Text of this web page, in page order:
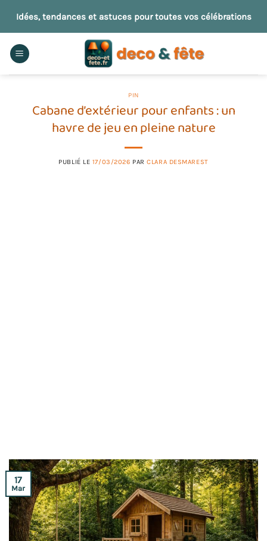
contenu
Idées, tendances et astuces pour toutes vos célébrations
PIN
Cabane d’extérieur pour enfants : un
havre de jeu en pleine nature
PUBLIÉ LE 17/03/2026 PARCLARA DESMAREST
17
Mar